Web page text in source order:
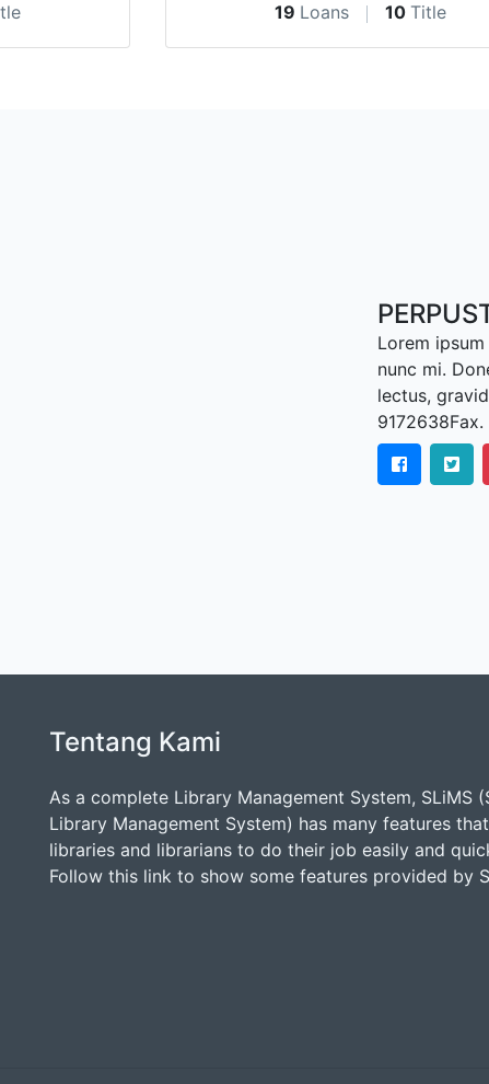
19 Loans 10 Title
Lorem
nunc mi.
lectus,
Tentang Kami
As a complete Library Management System, SLiMS
Library Management System) has many features
libraries and librarians to do their job easily and
Follow this link to show some features provided by